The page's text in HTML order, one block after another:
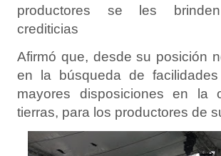
productores se les
crediticias
Afirmó que, desde su posición
en la búsqueda de
mayores disposiciones en la
tierras, para los productores de